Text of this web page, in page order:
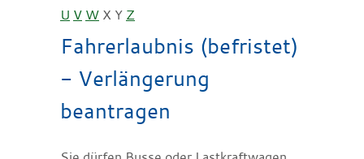
U V W X Y Z
Fahrerlaubnis (befristet)
- Verlängerung
beantragen